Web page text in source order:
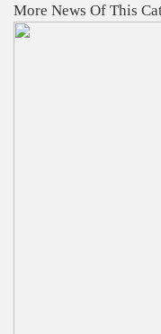
More News Of This